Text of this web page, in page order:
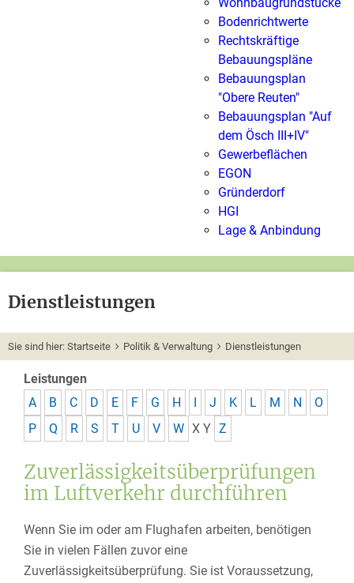
Bodenrichtwerte
Rechtskräftige
Bebauungspläne
Bebauungsplan
"Obere Reuten"
Bebauungsplan "Auf
dem Ösch III+IV"
Gewerbeflächen
EGON
Gründerdorf
HGI
Lage & Anbindung
Dienstleistungen
Sie sind hier: Startseite Politik & Verwaltung Dienstleistungen
Leistungen
A
B C D E F G H I J K L M N
O
P
Q R S T U V W X Y Z
Zuverlässigkeitsüberprüfungen
im Luftverkehr durchführen
Wenn Sie im oder am Flughafen arbeiten, benötigen
Sie in vielen Fällen zuvor eine
Zuverlässigkeitsüberprüfung. Sie ist Voraussetzung,